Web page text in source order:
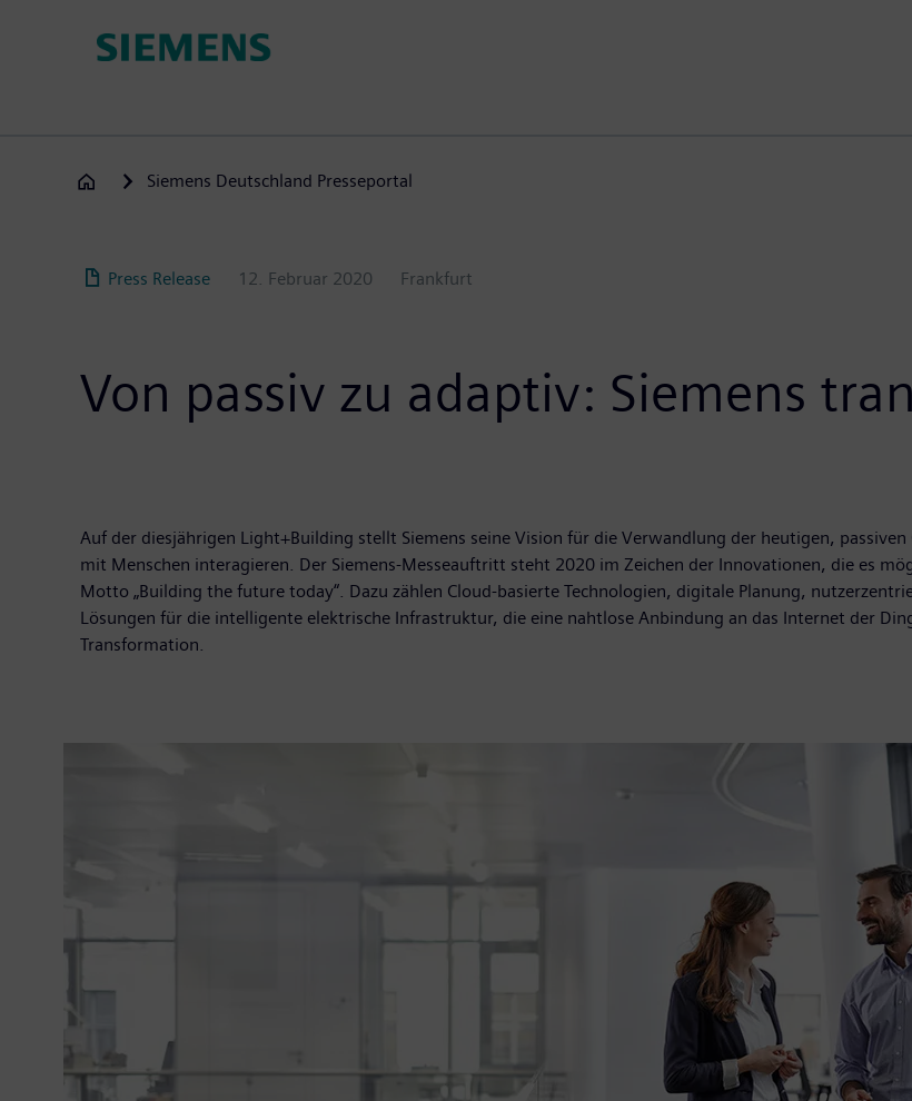
Siemens Deutschland Presseportal
Press Release 12. Februar 2020 Frankfurt
Von passiv zu adaptiv: Siemens
Auf der diesjährigen Light+Building stellt Siemens seine Vision für die Verwandlung der heutigen,
mit Menschen interagieren. Der Siemens-Messeauftritt steht 2020 im Zeichen der Innovationen, die es
Motto „Building the future today“. Dazu zählen Cloud-basierte Technologien, digitale Planung,
Lösungen für die intelligente elektrische Infrastruktur, die eine nahtlose Anbindung an das Internet der
Transformation.